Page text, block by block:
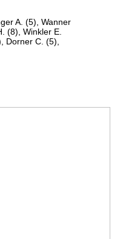
A. (5), Wanner
(8), Winkler E.
Dorner C. (5),